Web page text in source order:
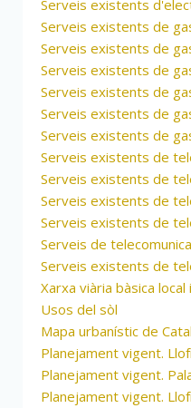
Serveis existents
Serveis existents de
Serveis existents de
Serveis existents de
Serveis existents de
Serveis existents de
Serveis existents de
Serveis existents de
Serveis existents de
Serveis existents de
Serveis existents de
Serveis de
Serveis existents de
Xarxa viària bàsica
Usos del sòl
Mapa urbanístic de
Planejament vigent.
Planejament vigent.
Planejament vigent.